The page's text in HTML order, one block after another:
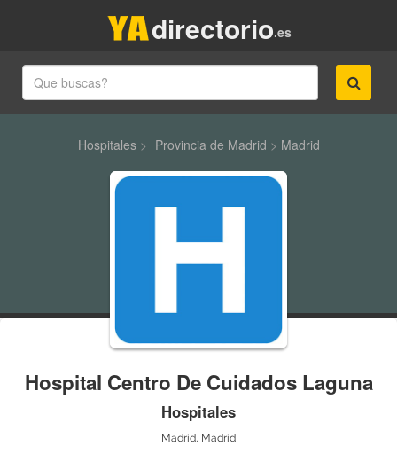
.es
directorio
Hospitales> Provincia de Madrid > Madrid
Hospital Centro De Cuidados Laguna
Hospitales
Madrid, Madrid